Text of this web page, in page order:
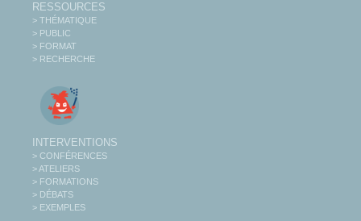
RESSOURCES
> THÉMATIQUE
> PUBLIC
> FORMAT
> RECHERCHE
INTERVENTIONS
> CONFÉRENCES
> ATELIERS
> FORMATIONS
> DÉBATS
> EXEMPLES